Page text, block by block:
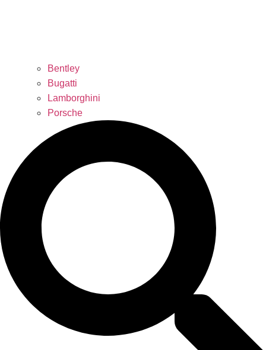
Bentley
Bugatti
Lamborghini
Porsche